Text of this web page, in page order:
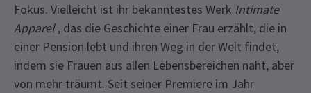
Fokus. Vielleicht ist ihr bekanntestes Werk Intimate
Apparel, das die Geschichte einer Frau erzählt, die in
einer Pension lebt und ihren Weg in der Welt findet,
indem sie Frauen aus allen Lebensbereichen näht, aber
von mehr träumt. Seit seiner Premiere im Jahr